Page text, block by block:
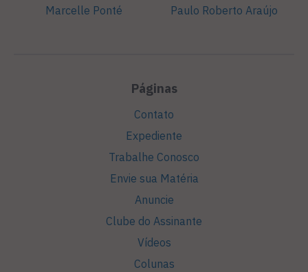
Marcelle Ponté
Paulo Roberto Araújo
Páginas
Contato
Expediente
Trabalhe Conosco
Envie sua Matéria
Anuncie
Clube do Assinante
Vídeos
Colunas